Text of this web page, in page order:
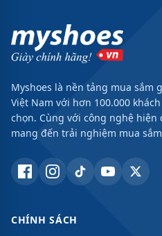
Myshoes là nền tảng mua sắm
Việt Nam với hơn 100.000
chọn. Cùng với công nghệ hiện
mang đến trải nghiệm mua
CHÍNH SÁCH